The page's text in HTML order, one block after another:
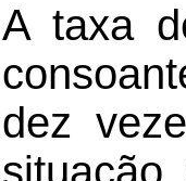
A taxa
dez